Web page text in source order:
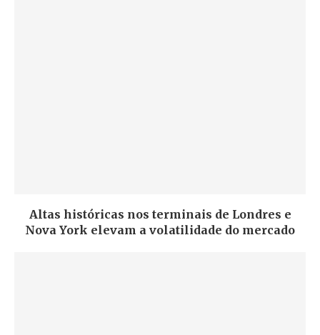
Altas históricas nos terminais de Londres e
Nova York elevam a volatilidade do mercado